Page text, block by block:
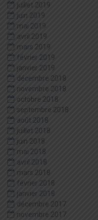
juillet 2019
juin 2019
mai 2019
avril 2019
mars 2019
février 2019
janvier 2019
décembre 2018
novembre 2018
octobre 2018
septembre 2018
août 2018
juillet 2018
juin 2018
mai 2018
avril 2018
mars 2018
février 2018
janvier 2018
décembre 2017
novembre 2017